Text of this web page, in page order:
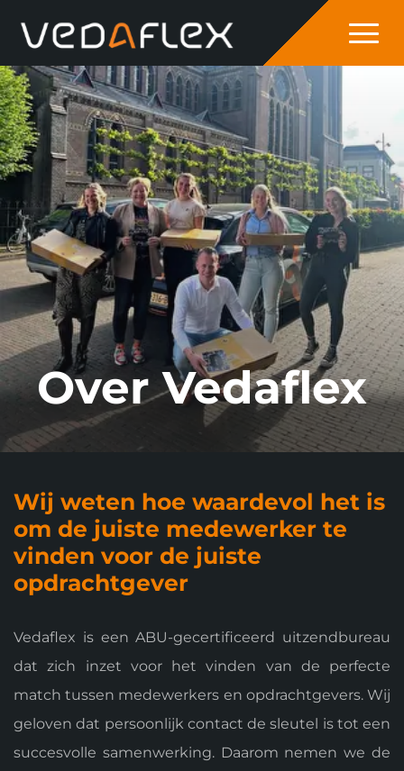
Over Vedaflex
Wij weten hoe waardevol het is
om de juiste medewerker te
vinden voor de juiste
opdrachtgever
Vedaflex is een ABU-gecertificeerd uitzendbureau
dat zich inzet voor het vinden van de perfecte
match tussen medewerkers en opdrachtgevers. Wij
geloven dat persoonlijk contact de sleutel is tot een
succesvolle samenwerking. Daarom nemen we de